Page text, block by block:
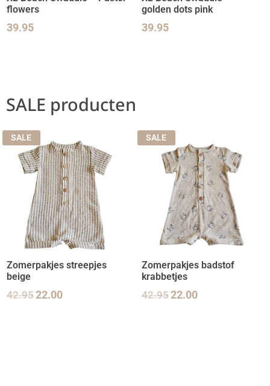
flowers
39.95
golden dots pink
39.95
SALE producten
SALE
Zomerpakjes streepjes
beige
42.9522.00
SALE
Zomerpakjes badstof
krabbetjes
42.9522.00